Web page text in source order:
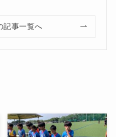
記事一覧へ